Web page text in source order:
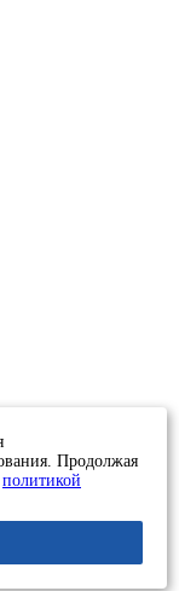
Продолжая
политикой